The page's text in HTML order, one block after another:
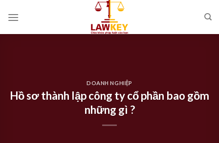
DOANH NGHIỆP
Hồ sơ thành lập công ty cổ phần bao gồm
những gì ?